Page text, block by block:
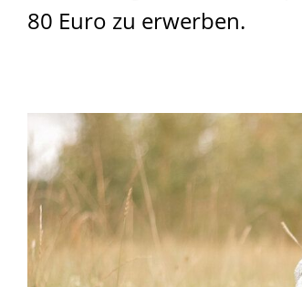
80 Euro zu erwerben.